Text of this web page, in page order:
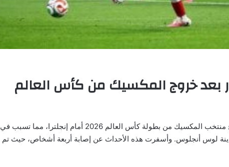
بعد خروج المكسيك من كأس العالم
تصاعدت حالة الغضب الجماهيري بعد خروج منتخب المكسيك من بطولة كأس العالم 2026 أمام إنجلترا، مما تسبب في
لوس أنجلوس. وأسفرت هذه الأحداث عن إصابة أربعة أشخاص، حيث تم